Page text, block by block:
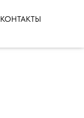
КОНТАКТЫ